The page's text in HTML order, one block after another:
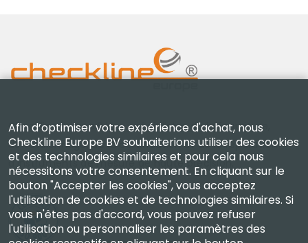
Checkline Europe B.V. — spécialistes de la fourniture,
de l'étalonnage, de la certification et de la réparation
d'instruments de mesure de haute précision.
Afin d’optimiser votre expérience d'achat, nous
Checkline Europe BV souhaiterions utiliser des cookies
et des technologies similaires et pour cela nous
nécessitons votre consentement. En cliquant sur le
bouton "Accepter les cookies", vous acceptez
l'utilisation de cookies et de technologies similaires. Si
vous n'êtes pas d'accord, vous pouvez refuser
l'utilisation ou personnaliser les paramètres des